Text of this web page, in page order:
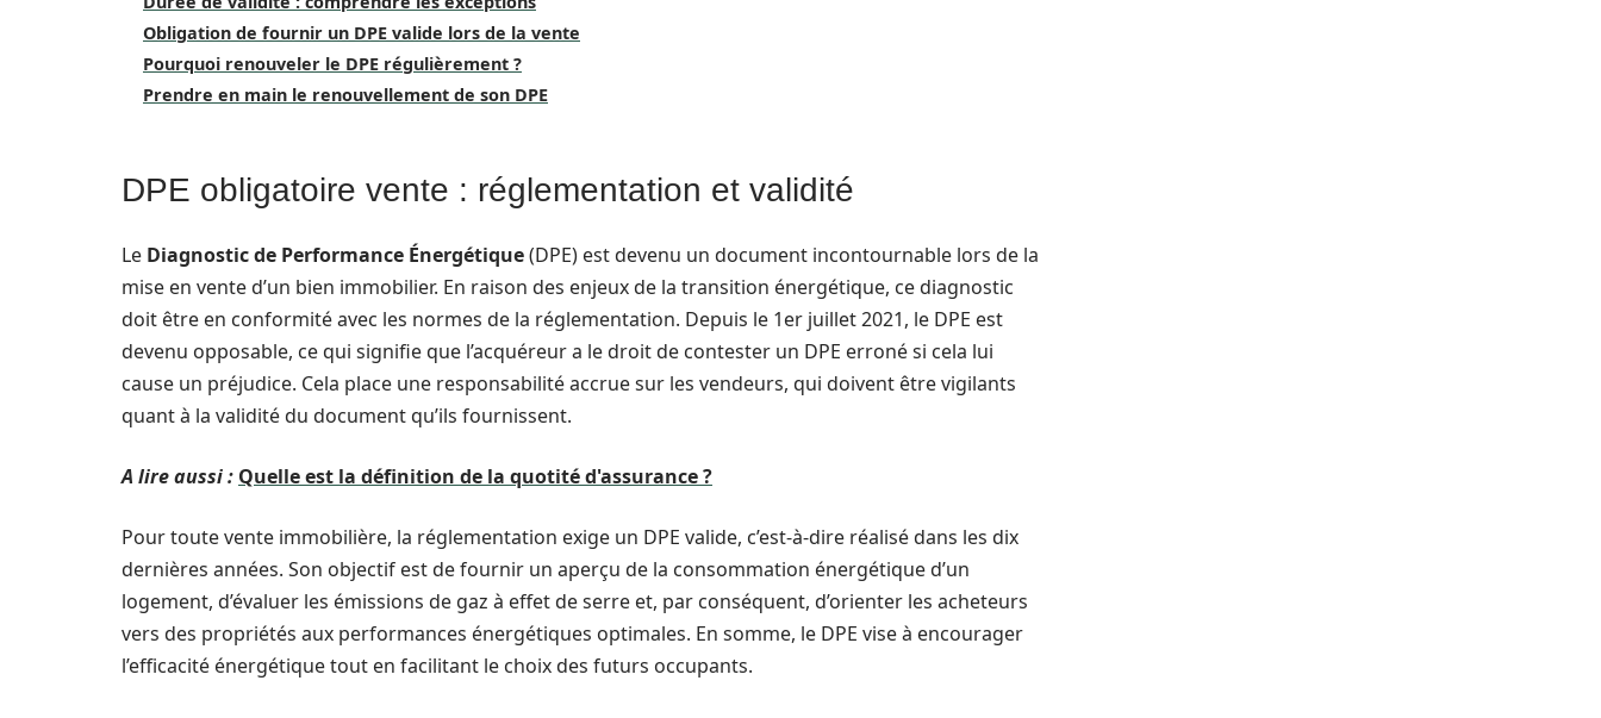
Obligation de fournir un DPE valide lors de la vente
Pourquoi renouveler le DPE régulièrement ?
Prendre en main le renouvellement de son DPE
DPE obligatoire vente : réglementation et validité
Le Diagnostic de Performance Énergétique(DPE) est devenu un document incontournable lors de la
mise en vente d’un bien immobilier. En raison des enjeux de la transition énergétique, ce diagnostic
doit être en conformité avec les normes de la réglementation. Depuis le 1er juillet 2021, le DPE est
devenu opposable, ce qui signifie que l’acquéreur a le droit de contester un DPE erroné si cela lui
cause un préjudice. Cela place une responsabilité accrue sur les vendeurs, qui doivent être vigilants
quant à la validité du document qu’ils fournissent.
A lire aussi : Quelle est la définition de la quotité d'assurance ?
Pour toute vente immobilière, la réglementation exige un DPE valide, c’est-à-dire réalisé dans les dix
dernières années. Son objectif est de fournir un aperçu de la consommation énergétique d’un
logement, d’évaluer les émissions de gaz à effet de serre et, par conséquent, d’orienter les acheteurs
vers des propriétés aux performances énergétiques optimales. En somme, le DPE vise à encourager
l’efficacité énergétique tout en facilitant le choix des futurs occupants.